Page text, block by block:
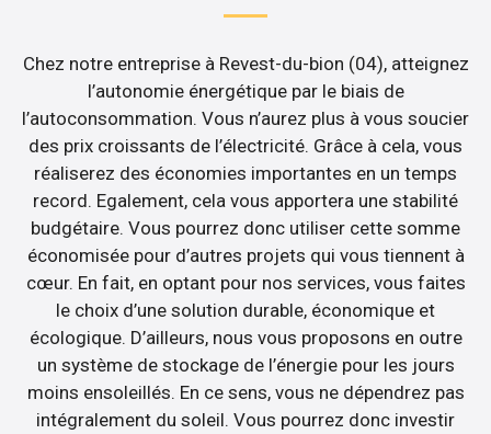
Chez notre entreprise à Revest-du-bion (04), atteignez
l’autonomie énergétique par le biais de
l’autoconsommation. Vous n’aurez plus à vous soucier
des prix croissants de l’électricité. Grâce à cela, vous
réaliserez des économies importantes en un temps
record. Egalement, cela vous apportera une stabilité
budgétaire. Vous pourrez donc utiliser cette somme
économisée pour d’autres projets qui vous tiennent à
cœur. En fait, en optant pour nos services, vous faites
le choix d’une solution durable, économique et
écologique. D’ailleurs, nous vous proposons en outre
un système de stockage de l’énergie pour les jours
moins ensoleillés. En ce sens, vous ne dépendrez pas
intégralement du soleil. Vous pourrez donc investir